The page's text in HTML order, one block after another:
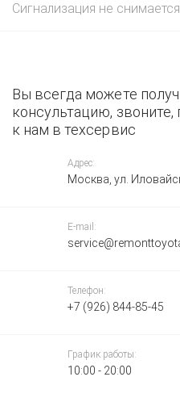
Сигнализация не
Вы всегда можете
консультацию,
к нам в техсервис
Адрес:
Москва, ул.
E-mail:
Телефон:
+7 (926) 844-85-45
График работы:
10:00 - 20:00